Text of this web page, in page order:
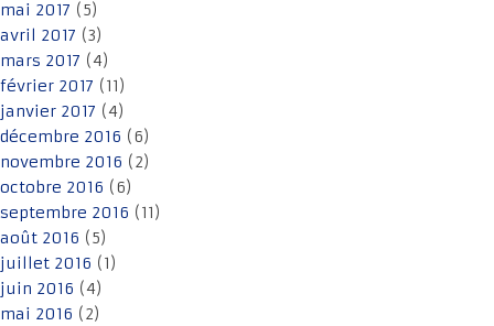
mai 2017 (5)
avril 2017 (3)
mars 2017 (4)
février 2017 (11)
janvier 2017 (4)
décembre 2016 (6)
novembre 2016 (2)
octobre 2016 (6)
septembre 2016 (11)
août 2016 (5)
juillet 2016 (1)
juin 2016 (4)
mai 2016 (2)